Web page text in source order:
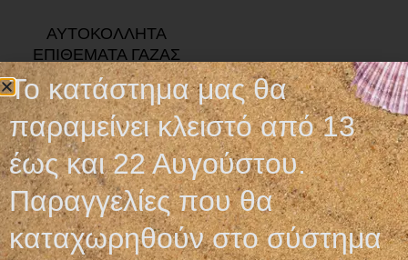
ΑΥΤΟΚΟΛΛΗΤΑ
ΕΠΙΘΕΜΑΤΑ ΓΑΖΑΣ
ΑΔΙΑΒΡΟΧΑ
0,20€ – 0,35€
Επιλογή
Το κατάστημα μας θα
παραμείνει κλειστό από 13
έως και 22 Αυγούστου.
Παραγγελίες που θα
καταχωρηθούν στο σύστημα